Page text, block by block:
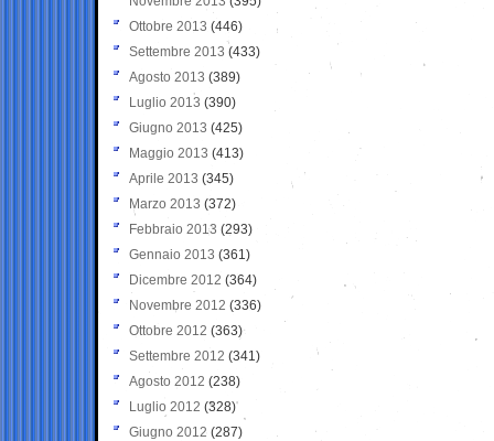
Ottobre 2013 (446)
Settembre 2013 (433)
Agosto 2013 (389)
Luglio 2013 (390)
Giugno 2013 (425)
Maggio 2013 (413)
Aprile 2013 (345)
Marzo 2013 (372)
Febbraio 2013 (293)
Gennaio 2013 (361)
Dicembre 2012 (364)
Novembre 2012 (336)
Ottobre 2012 (363)
Settembre 2012 (341)
Agosto 2012 (238)
Luglio 2012 (328)
Giugno 2012 (287)